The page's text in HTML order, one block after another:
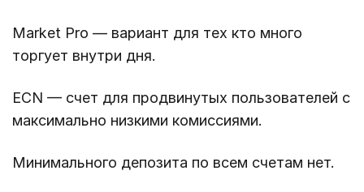
Market Pro — вариант для тех кто много
торгует внутри дня.
ECN — счет для продвинутых пользователей с
максимально низкими комиссиями.
Минимального депозита по всем счетам нет.